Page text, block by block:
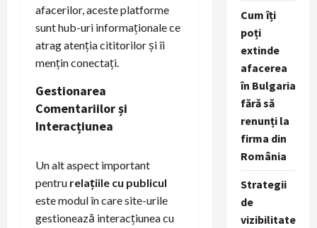
afacerilor, aceste platforme
sunt hub-uri informaționale ce
atrag atenția cititorilor și îi
mențin conectați.
Gestionarea
Comentariilor și
Interacțiunea
Un alt aspect important
pentru relațiile cu publicul
este modul în care site-urile
gestionează interacțiunea cu
Cum îți
poți
extinde
afacerea
în Bulgaria
fără să
renunți la
firma din
România
Strategii
de
vizibilitate